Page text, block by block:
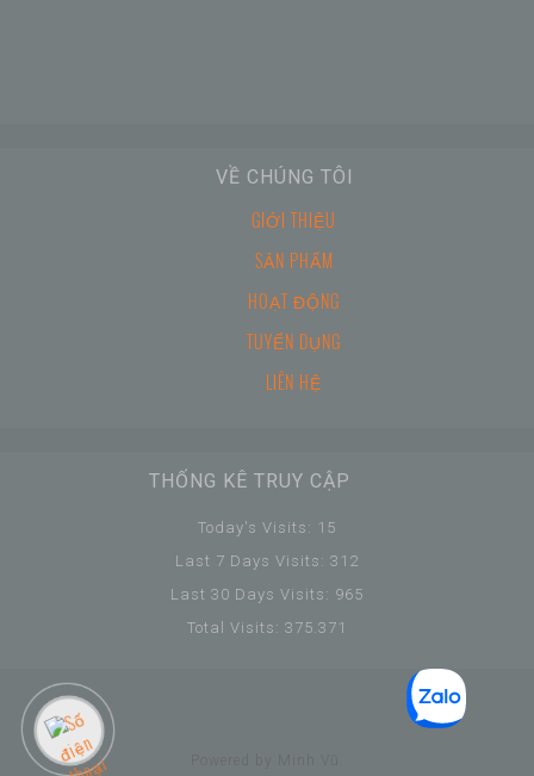
VỀ CHÚNG TÔI
GIỚI THIỆU
SẢN PHẨM
HOẠT ĐỘNG
TUYỂN DỤNG
LIÊN HỆ
THỐNG KÊ TRUY CẬP
Today's Visits: 15
Last 7 Days Visits: 312
Last 30 Days Visits: 965
Total Visits: 375.371